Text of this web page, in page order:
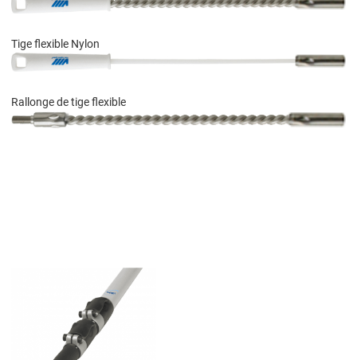
Tige flexible Nylon
Rallonge de tige flexible